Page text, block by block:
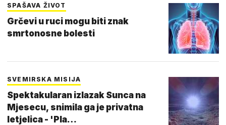
SPAŠAVA ŽIVOT
Grčevi u ruci mogu biti znak
smrtonosne bolesti
SVEMIRSKA MISIJA
Spektakularan izlazak Sunca na
Mjesecu, snimila ga je privatna
letjelica - 'Pla…